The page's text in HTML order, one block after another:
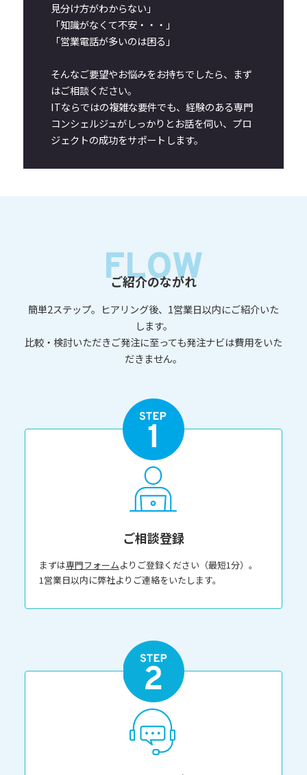
見分け方がわからない」
「知識がなくて不安・・・」
「営業電話が多いのは困る」
そんなご要望やお悩みをお持ちでしたら、まず
はご相談ください。
ITならではの複雑な要件でも、経験のある専門
コンシェルジュがしっかりとお話を伺い、プロ
ジェクトの成功をサポートします。
FLOW
ご紹介のながれ
簡単2ステップ。ヒアリング後、1営業日以内にご紹介いた
します。
比較・検討いただきご発注に至っても発注ナビは費用をいた
だきません。
ご相談登録
まずは専門フォームよりご登録ください（最短1分）。
1営業日以内に弊社よりご連絡をいたします。